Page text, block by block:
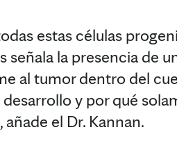
estas células
la presencia de
al tumor dentro del
y por qué
el Dr. Kannan.